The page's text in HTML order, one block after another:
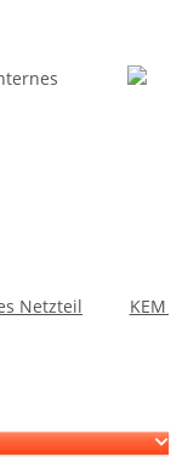
Netzteil
KEM